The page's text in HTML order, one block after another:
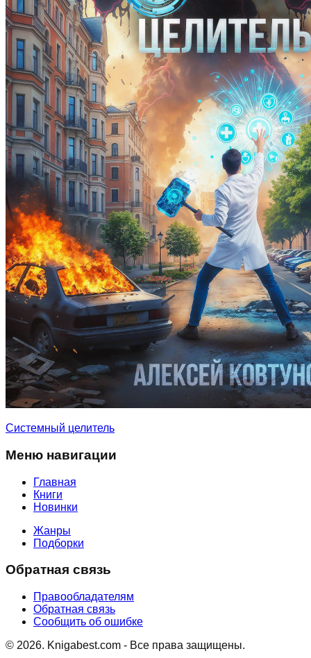
Системный целитель
Меню навигации
Главная
Книги
Новинки
Жанры
Подборки
Обратная связь
Правообладателям
Обратная связь
Сообщить об ошибке
© 2026. Knigabest.com - Все права защищены.